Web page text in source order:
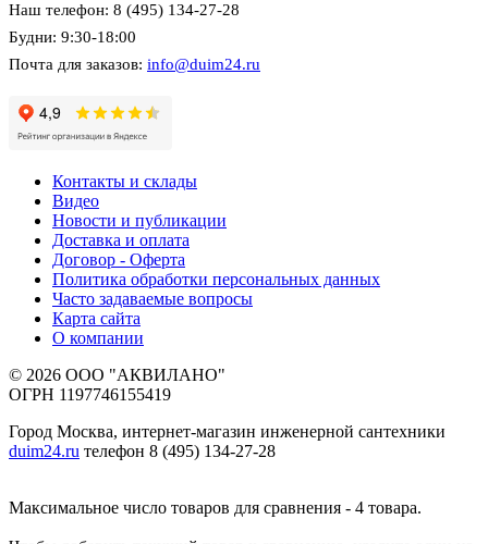
Наш телефон: 8 (495) 134-27-28
Будни: 9:30-18:00
Почта для заказов: info@duim24.ru
Контакты и склады
Видео
Новости и публикации
Доставка и оплата
Договор - Оферта
Политика обработки персональных данных
Часто задаваемые вопросы
Карта сайта
О компании
© 2026 ООО "АКВИЛАНО"
ОГРН 1197746155419
Город Москва, интернет-магазин инженерной сантехники
duim24.ru телефон 8 (495) 134-27-28
Максимальное число товаров для сравнения - 4 товара.